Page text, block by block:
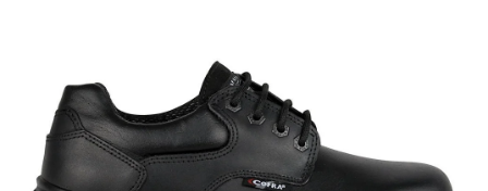
hvězdiček.